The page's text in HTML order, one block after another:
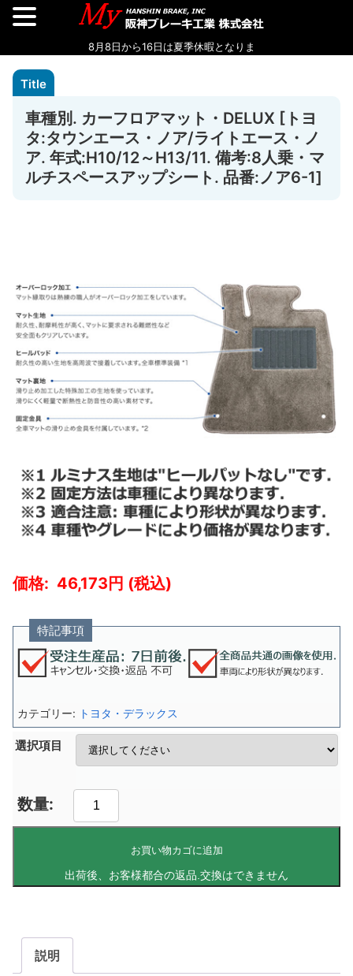
車種別. カーフロアマット・DELUX [トヨ
タ:タウンエース・ノア/ライトエース・ノ
ア. 年式:H10/12～H13/11. 備考:8人乗・マ
ルチスペースアップシート. 品番:ノア6-1]
46,173
特記事項
選択項目
お買い物カゴに追加
カテゴリー: トヨタ・デラックス
説明